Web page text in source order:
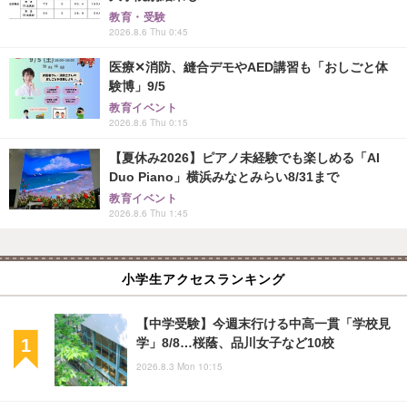
教育・受験
2026.8.6 Thu 0:45
医療✕消防、縫合デモやAED講習も「おしごと体
験博」9/5
教育イベント
2026.8.6 Thu 0:15
【夏休み2026】ピアノ未経験でも楽しめる「AI
Duo Piano」横浜みなとみらい8/31まで
教育イベント
2026.8.6 Thu 1:45
小学生アクセスランキング
【中学受験】今週末行ける中高一貫「学校見
学」8/8…桜蔭、品川女子など10校
2026.8.3 Mon 10:15